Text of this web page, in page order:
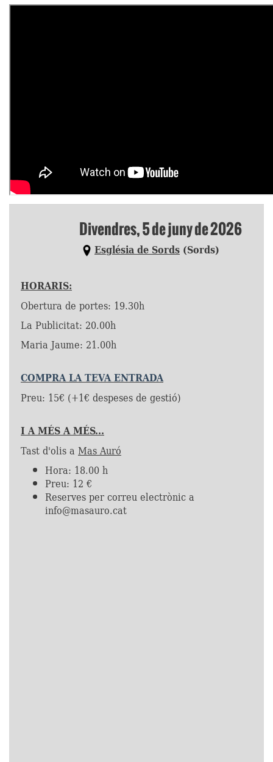
Divendres, 5 de juny de 2026
Església de Sords (Sords)
HORARIS:
Obertura de portes: 19.30h
La Publicitat: 20.00h
Maria Jaume: 21.00h
COMPRA LA TEVA ENTRADA
Preu: 15€ (+1€ despeses de gestió)
I A MÉS A MÉS...
Tast d'olis aMas Auró
Hora: 18.00 h
Preu: 12 €
Reserves per correu electrònic a
info@masauro.cat